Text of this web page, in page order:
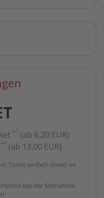
*2 (ab 6.20 EUR)
*2 (ab 13.00 EUR)
Ticket einfach direkt im
bei der Mitnahme